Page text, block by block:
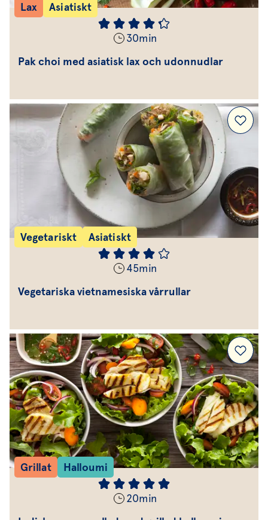
Lax Asiatiskt
30min
Pak choi med asiatisk lax och udonnudlar
Vegetariskt Asiatiskt
45min
Vegetariska vietnamesiska vårrullar
Grillat Halloumi
20min